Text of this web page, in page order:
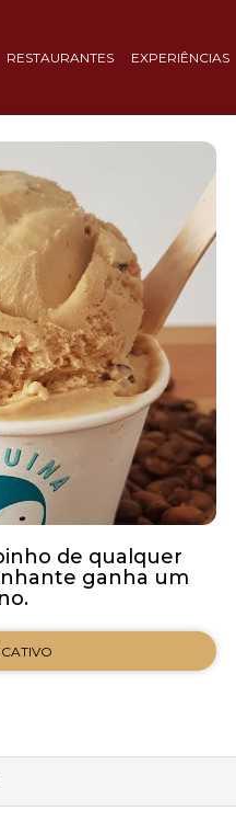
RESTAURANTES EXPERIÊNCIAS
de qualquer
ganha um